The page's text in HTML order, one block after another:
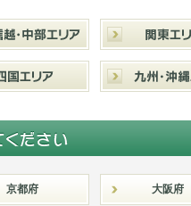
京都府 大阪府